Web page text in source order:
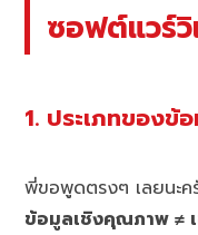
ซอฟต์แวร์วิ
1. ประเภทของ
พี่ขอพูดตรงๆ เลยนะค
ข้อมูลเชิงคุณภาพ ≠